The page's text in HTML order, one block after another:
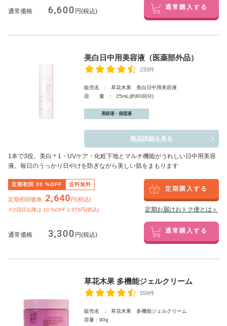
通常価格 6,600 円(税込) 通常購入する
美白日中用美容液（医薬部外品）
233件
販売名 : 草花木果 美白日中用美容液
容 量 : 25mL(約80回分)
美容液・保湿液
商品詳細を見る
1本で3役。美白 ＊1 ・UVケア・化粧下地とマルチ機能がうれしい日中用美容
液。毎日のうっかり日やけを防ぎながら美しい肌をまもります
定期初回 20 %OFF 送料無料
定期初回価格: 2,640円(税込)
※2回目以降は 10 %OFF 2,970円(税込)
定期購入する
定期お届けおトク便とは＞
通常価格 3,300 円(税込) 通常購入する
草花木果 多機能ジェルクリーム
559件
販売名 : 草花木果 多機能ジェルクリーム
容量：90g